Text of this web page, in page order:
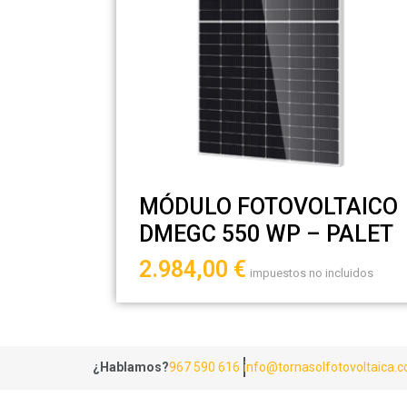
MÓDULO FOTOVOLTAICO
DMEGC 550 WP – PALET
2.984,00 € impuestos no incluidos
¿Hablamos?967 590 616